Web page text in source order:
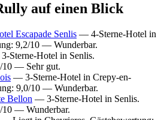
auf einen Blick
Escapade Senlis — 4-Sterne-Hotel in
9,2/10 — Wunderbar.
Sterne-Hotel in Senlis.
10 — Sehr gut.
— 3-Sterne-Hotel in Crepy-en-
9,0/10 — Wunderbar.
Bellon — 3-Sterne-Hotel in Senlis.
10 — Wunderbar.